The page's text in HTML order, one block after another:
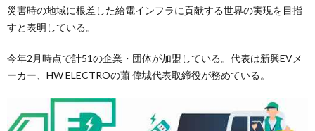
災害時の地域に根差した給電インフラに貢献する世界の実現を目指
すと表明している。
今年2月時点で計51の企業・団体が加盟している。代表は新興EVメ
ーカー、HW ELECTROの蕭 偉城代表取締役が務めている。